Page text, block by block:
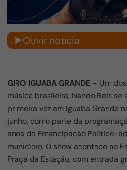
Ouvir notícia
GIRO IGUABA GRANDE – Um
música brasileira, Nando Reis se
primeira vez em Iguaba Grande
junho, como parte da
anos de Emancipação Político-
município. O show acontece no
Praça da Estação, com entrada